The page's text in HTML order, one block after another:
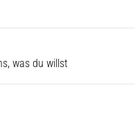
was du willst